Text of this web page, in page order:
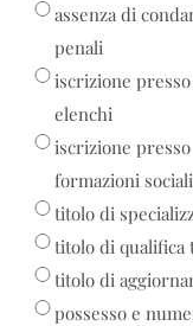
assenza di
penali
iscrizione
elenchi
iscrizione presso
formazioni sociali
titolo di
titolo di qualifica
titolo di
possesso e